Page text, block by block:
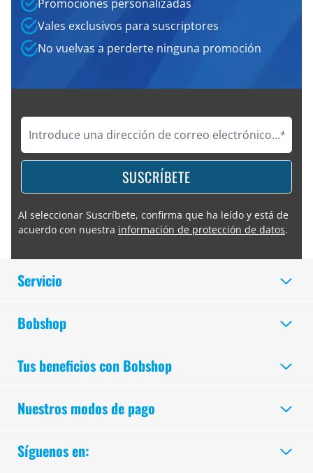
Promociones personalizadas
Vales exclusivos para suscriptores
No vuelvas a perderte ninguna promoción
SUSCRÍBETE
Al seleccionar Suscríbete, confirma que ha leído y está de
acuerdo con nuestra información de protección de datos.
Servicio
Bobshop
Tus beneficios con Bobshop
Nuestros modos de pago
Síguenos en: